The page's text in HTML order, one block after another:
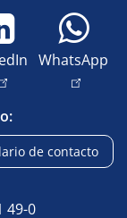
WhatsApp
de contacto
49-0